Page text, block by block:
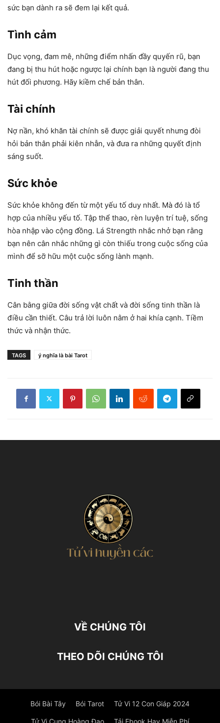
sức bạn dành ra sẽ đem lại kết quả.
Tình cảm
Dục vọng, đam mê, những điểm nhấn đầy quyến rũ, bạn
đang bị thu hút hoặc ngược lại chính bạn là người đang thu
hút đối phương. Hãy kiềm chế bản thân.
Tài chính
Nợ nần, khó khăn tài chính sẽ được giải quyết nhưng đòi
hỏi bản thân phải kiên nhẫn, và đưa ra những quyết định
sáng suốt.
Sức khỏe
Sức khỏe không đến từ một yếu tố duy nhất. Mà đó là tổ
hợp của nhiều yếu tố. Tập thể thao, rèn luyện trí tuệ, sống
hòa nhập vào cộng đồng. Lá Strength nhắc nhở bạn rằng
bạn nên cân nhắc những gì còn thiếu trong cuộc sống của
mình để sỡ hữu một cuộc sống lành mạnh.
Tinh thần
Cân bằng giữa đời sống vật chất và đời sống tinh thần là
điều cần thiết. Câu trả lời luôn nằm ở hai khía cạnh. Tiềm
thức và nhận thức.
TAGS ý nghĩa là bài Tarot
VỀ CHÚNG TÔI
THEO DÕI CHÚNG TÔI
Bói Bài Tây Bói Tarot Tử Vi 12 Con Giáp 2024
Tử Vi Cung Hoàng Đạo Tải Ebook Hay Miễn Phí